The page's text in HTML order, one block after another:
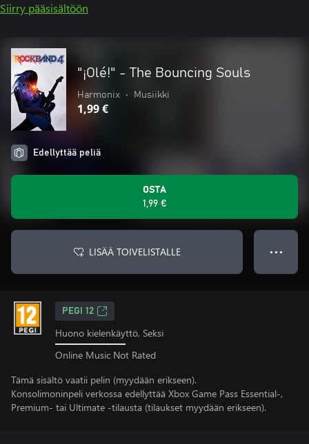
Siirry pääsisältöön
"¡Olé!" - The Bouncing Souls
Harmonix • Musiikki
1,99 €
Edellyttää peliä
OSTA
1,99 €
LISÄÄ TOIVELISTALLE ● ● ●
PEGI 12
Huono kielenkäyttö, Seksi
Online Music Not Rated
Tämä sisältö vaatii pelin (myydään erikseen).
Konsolimoninpeli verkossa edellyttää Xbox Game Pass Essential-,
Premium- tai Ultimate -tilausta (tilaukset myydään erikseen).